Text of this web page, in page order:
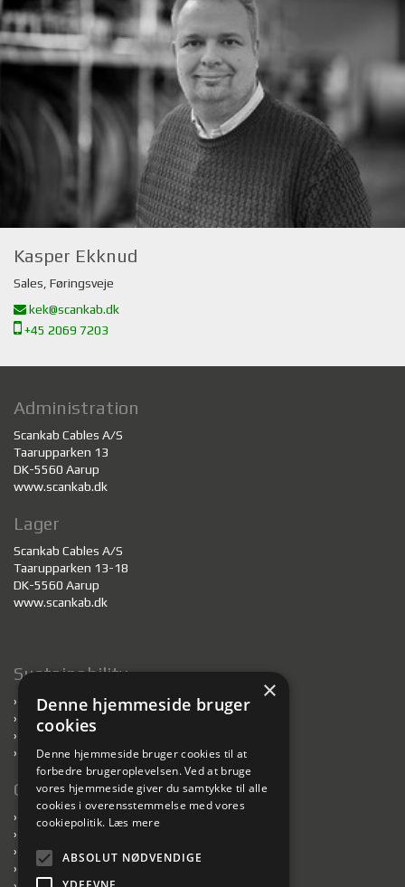
Kasper Ekknud
Sales, Føringsveje
kek@scankab.dk
+45 2069 7203
Administration
Scankab Cables A/S
Taarupparken 13
DK-5560 Aarup
www.scankab.dk
Lager
Scankab Cables A/S
Taarupparken 13-18
DK-5560 Aarup
www.scankab.dk
Sustainability
›
Bæredygtighed
›
Kabler til bæredygtigt byggeri
›
Genanvendelse af tromler
›
Ansvarlige fabrikker
Genveje
›
Føringsveje
›
Book tromleafhentning
›
Downloads
›
Privatlivspolitik
×
Denne hjemmeside bruger
cookies
Denne hjemmeside bruger cookies til at
forbedre brugeroplevelsen. Ved at bruge
vores hjemmeside giver du samtykke til alle
cookies i overensstemmelse med vores
cookiepolitik. Læs mere
ABSOLUT NØDVENDIGE